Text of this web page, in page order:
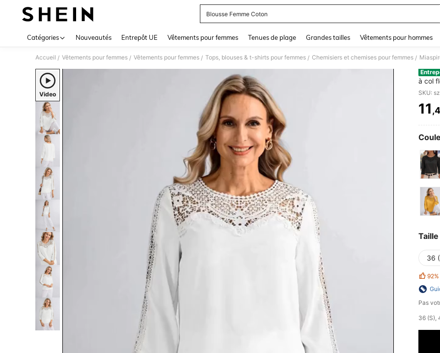
Blousse Femme Coton
Catégories Nouveautés Entrepôt UE Vêtements pour femmes Tenues de plage Grandes tailles Vêtements pour hommes
Accueil / Vêtements pour femmes / Vêtements pour femmes / Tops, blouses & t-shirts pour femmes / Chemisiers et chemises pour femmes /
Video
à col
des
SKU:
11
Taille
36
92%
Pas
​36 (S),